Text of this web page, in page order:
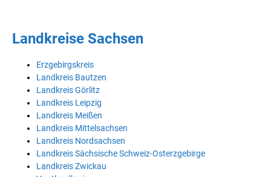
Landkreise Sachsen
Erzgebirgskreis
Landkreis Bautzen
Landkreis Görlitz
Landkreis Leipzig
Landkreis Meißen
Landkreis Mittelsachsen
Landkreis Nordsachsen
Landkreis Sächsische Schweiz-Osterzgebirge
Landkreis Zwickau